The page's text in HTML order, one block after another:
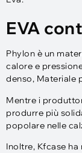
EVA
Phylon è un
calore e
denso, Materiale
Mentre i
produrre più
popolare nelle
Inoltre, Kfcase